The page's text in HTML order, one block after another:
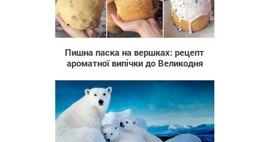
130
Пишна паска на вершках: рецепт
ароматної випічки до Великодня